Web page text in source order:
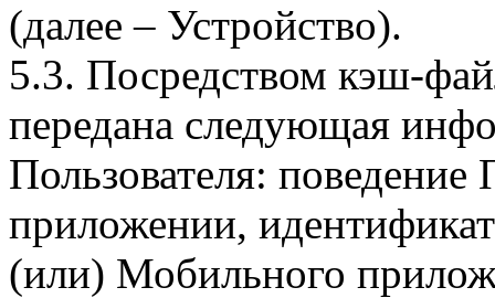
(далее – Устройство).
5.3. Посредством кэш-
передана следующая
Пользователя:
приложении,
(или) Мобильного